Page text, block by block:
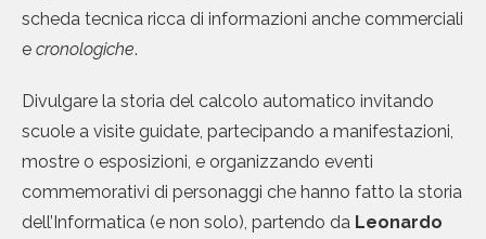
scheda tecnica ricca di informazioni anche commerciali
e cronologiche.
Divulgare la storia del calcolo automatico invitando
scuole a visite guidate, partecipando a manifestazioni,
mostre o esposizioni, e organizzando eventi
commemorativi di personaggi che hanno fatto la storia
dell’Informatica (e non solo), partendo da Leonardo